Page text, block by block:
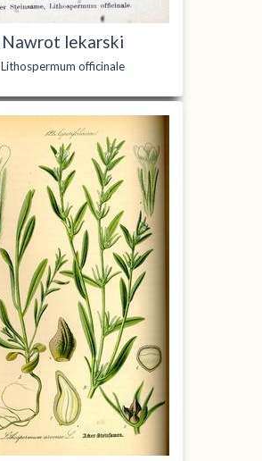
Nawrot lekarski
Lithospermum officinale